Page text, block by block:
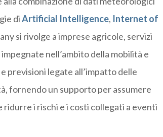
diArtificial Intelligence, Internet of
si rivolge a imprese agricole, servizi
nell’ambito della mobilità e
previsioni legate all’impatto delle
fornendo un supporto per assumere
i rischi e i costi collegati a eventi